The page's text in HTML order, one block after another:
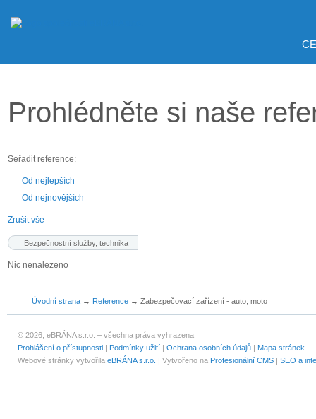
Prohlédněte si naše
Seřadit reference:
Od nejlepších
Od nejnovějších
Zrušit vše
Bezpečnostní služby, technika
Nic nenalezeno
Úvodní strana → Reference → Zabezpečovací zařízení - auto, moto
© 2026, eBRÁNA s.r.o. – všechna práva vyhrazena
Prohlášení o přístupnosti | Podmínky užití | Ochrana osobních údajů | Mapa stránek
Webové stránky vytvořila eBRÁNA s.r.o. | Vytvořeno na Profesionální CMS | SEO a